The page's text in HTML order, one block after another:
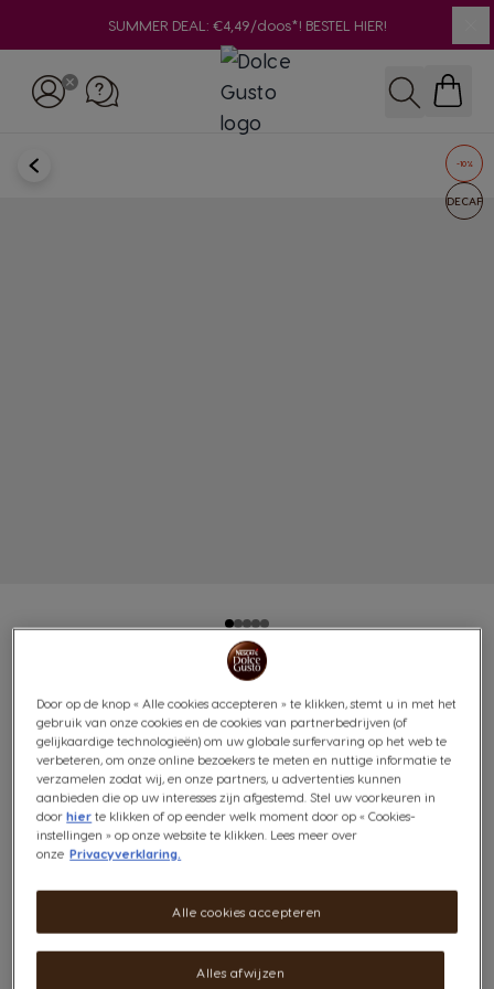
SUMMER DEAL: €4,49/doos*! BESTEL HIER!
Zoeken
TERUG
VOORDEELVERPAKKING
LUNGO DECAFFEINATO 3X16
CAPSULES
Rijk & Vol van Smaak
Prijs per kg: €48,13 / kg, incl btw
6
Inhoud:x48
Pictogram capsule
-10%
DECAF
Door op de knop « Alle cookies accepteren » te klikken, stemt u in met het
gebruik van onze cookies en de cookies van partnerbedrijven (of
gelijkaardige technologieën) om uw globale surfervaring op het web te
verbeteren, om onze online bezoekers te meten en nuttige informatie te
verzamelen zodat wij, en onze partners, u advertenties kunnen
aanbieden die op uw interesses zijn afgestemd. Stel uw voorkeuren in
doorhier te klikken of op eender welk moment door op « Cookies-
instellingen » op onze website te klikken. Lees meer over
onze Privacyverklaring.
Alles afwijzen
Alle cookies accepteren